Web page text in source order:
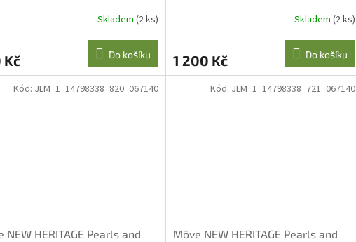
Skladem (2 ks)
Kč Do košíku
Skladem (2 ks)
1 200 Kč Do košíku
NEW HERITAGE Pearls and
Kód: JLM_1_14798338_820_067140
Möve NEW HERITAGE Pearls and
Kód: JLM_1_14798338_721_067140